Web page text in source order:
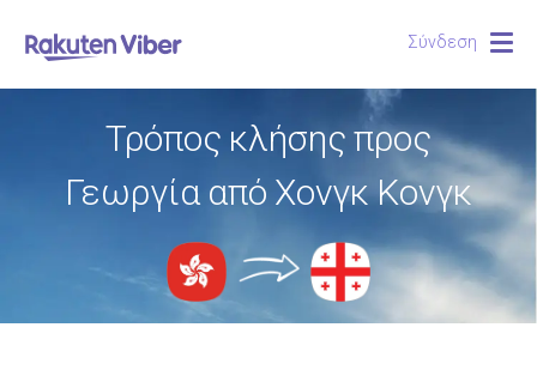
Σύνδεση
Τρόπος κλήσης προς
Γεωργία από Χονγκ Κονγκ